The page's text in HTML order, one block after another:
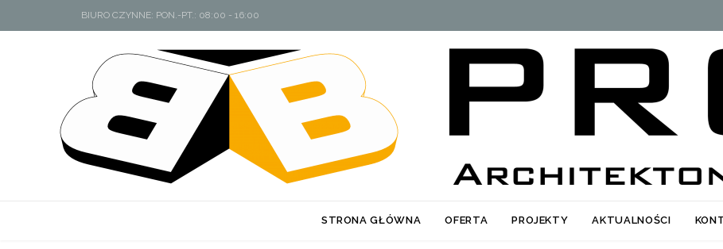
BIURO CZYNNE: PON.-PT.: 08:00 - 16:00
to
STRONA GŁÓWNA OFERTA PROJEKTY AKTUALNOŚCI